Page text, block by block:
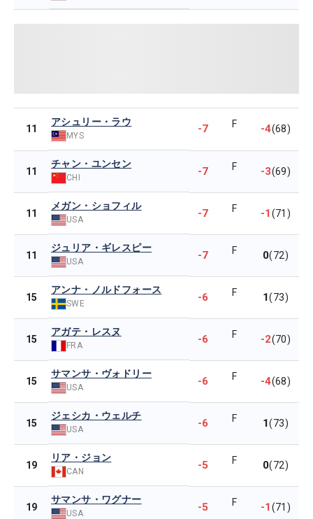
11
アシュリー・ラウ
MYS
-7 F -4(68)
11
チャン・ユンセン
CHI -7 F -3(69)
11
メガン・ショフィル
USA -7 F -1(71)
11
ジュリア・ギレスピー
USA -7 F 0(72)
15
アンナ・ノルドフォース
SWE -6 F 1(73)
15
アガテ・レスヌ
FRA -6 F -2(70)
15
サマンサ・ヴォドリー
USA -6 F -4(68)
15
ジェシカ・ウェルチ
USA -6 F 1(73)
19
リア・ジョン
CAN -5 F 0(72)
19
サマンサ・ワグナー
USA -5 F -1(71)